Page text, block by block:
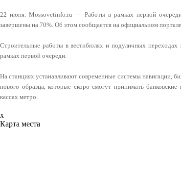
22 июня. Mossovetinfo.ru — Работы в рамках первой очереди
завершены на 70%. Об этом сообщается на официальном
Строительные работы в вестибюлях и подуличных
рамках первой очереди.
На станциях устанавливают современные системы навигации,
нового образца, которые скоро смогут принимать
кассах метро.
x
Карта места